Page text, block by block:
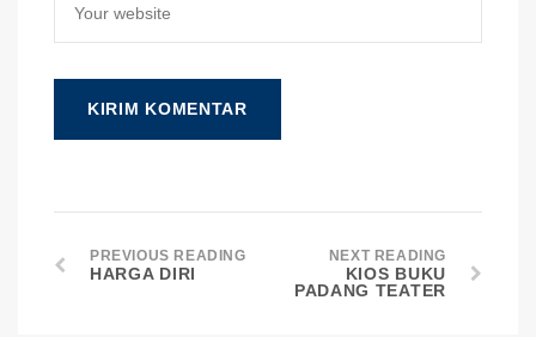
PREVIOUS READING
HARGA DIRI
NEXT READING
KIOS BUKU
PADANG TEATER